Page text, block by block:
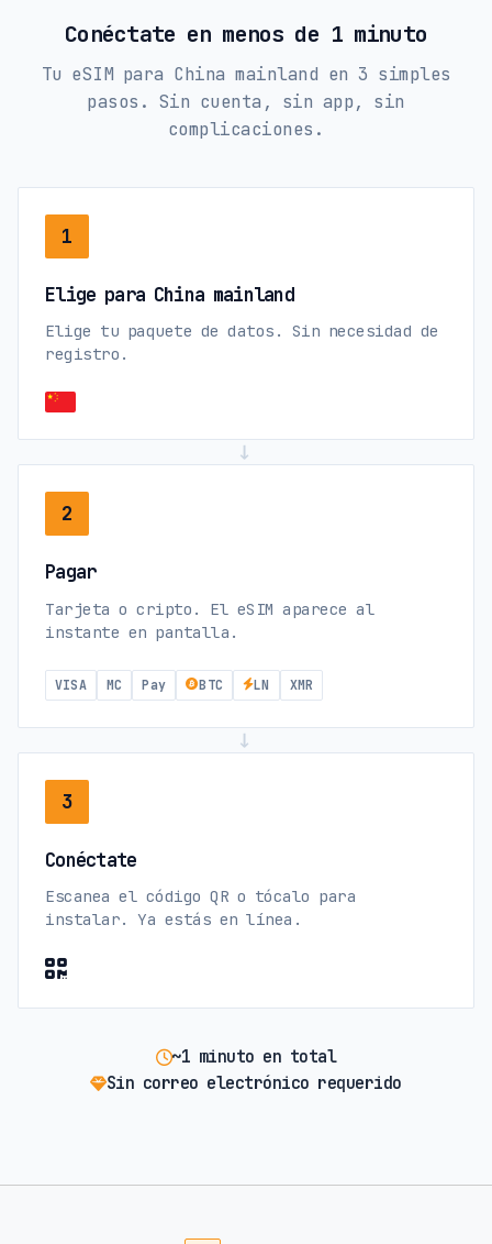
Conéctate en menos de 1 minuto
Tu eSIM para China mainland en 3 simples
pasos. Sin cuenta, sin app, sin
complicaciones.
1
Elige para China mainland
Elige tu paquete de datos. Sin necesidad de
registro.
→
2
Pagar
Tarjeta o cripto. El eSIM aparece al
instante en pantalla.
VISA MC Pay BTC LN XMR
3
Conéctate
Escanea el código QR o tócalo para
instalar. Ya estás en línea.
~1 minuto en total
Sin correo electrónico requerido